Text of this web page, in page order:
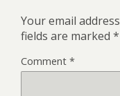
Your email
fields are marked *
Comment *